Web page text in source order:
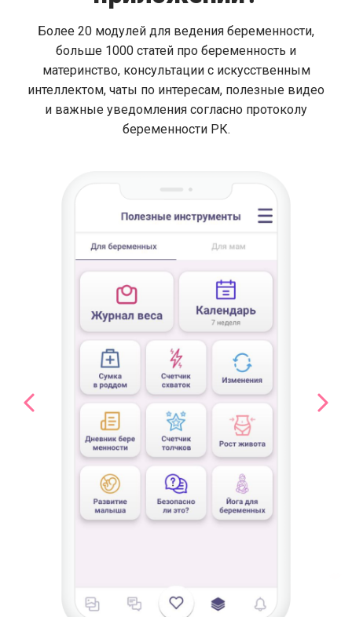
Более 20 модулей для ведения беременности,
больше 1000 статей про беременность и
материнство, консультации с искусственным
интеллектом, чаты по интересам, полезные видео
и важные уведомления согласно протоколу
беременности РК.